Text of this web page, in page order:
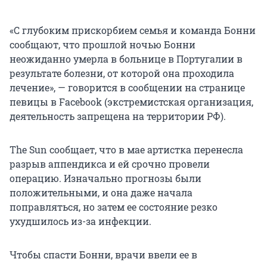
«С глубоким прискорбием семья и команда Бонни
сообщают, что прошлой ночью Бонни
неожиданно умерла в больнице в Португалии в
результате болезни, от которой она проходила
лечение», — говорится в сообщении на странице
певицы в Facebook (экстремистская организация,
деятельность запрещена на территории РФ).
The Sun сообщает, что в мае артистка перенесла
разрыв аппендикса и ей срочно провели
операцию. Изначально прогнозы были
положительными, и она даже начала
поправляться, но затем ее состояние резко
ухудшилось из-за инфекции.
Чтобы спасти Бонни, врачи ввели ее в